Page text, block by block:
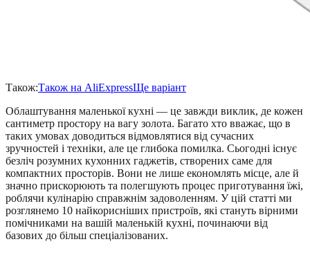
Також:Також на AliExpressЩе варіант
Облаштування маленької кухні — це завжди виклик, де кожен
сантиметр простору на вагу золота. Багато хто вважає, що в
таких умовах доводиться відмовлятися від сучасних
зручностей і техніки, але це глибока помилка. Сьогодні існує
безліч розумних кухонних гаджетів, створених саме для
компактних просторів. Вони не лише економлять місце, але й
значно прискорюють та полегшують процес приготування їжі,
роблячи кулінарію справжнім задоволенням. У цій статті ми
розглянемо 10 найкорисніших пристроїв, які стануть вірними
помічниками на вашій маленькій кухні, починаючи від
базових до більш спеціалізованих.